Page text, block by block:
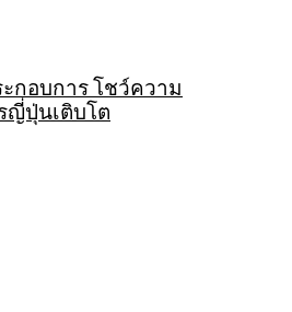
กอบการ โชว์ความ
ญี่ปุ่นเติบโต